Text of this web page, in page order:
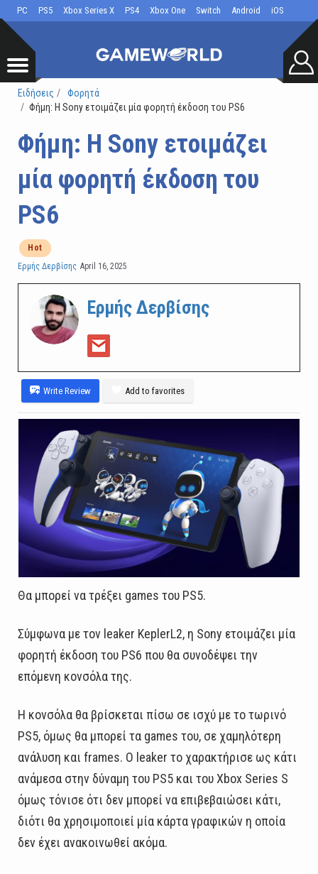
PC PS5 Xbox Series X PS4 Xbox One Switch Android iOS
Ειδήσεις
Φορητά
Φήμη: Η Sony ετοιμάζει μία φορητή έκδοση του PS6
Φήμη: Η Sony ετοιμάζει
μία φορητή έκδοση του
PS6
Hot
Ερμής Δερβίσης April 16, 2025
Ερμής Δερβίσης
Write Review Add to favorites
Θα μπορεί να τρέξει games του PS5.
Σύμφωνα με τον leaker KeplerL2, η Sony ετοιμάζει μία
φορητή έκδοση του PS6 που θα συνοδέψει την
επόμενη κονσόλα της.
Η κονσόλα θα βρίσκεται πίσω σε ισχύ με το τωρινό
PS5, όμως θα μπορεί τα games του, σε χαμηλότερη
ανάλυση και frames. Ο leaker το χαρακτήρισε ως κάτι
ανάμεσα στην δύναμη του PS5 και του Xbox Series S
όμως τόνισε ότι δεν μπορεί να επιβεβαιώσει κάτι,
διότι θα χρησιμοποιεί μία κάρτα γραφικών η οποία
δεν έχει ανακοινωθεί ακόμα.